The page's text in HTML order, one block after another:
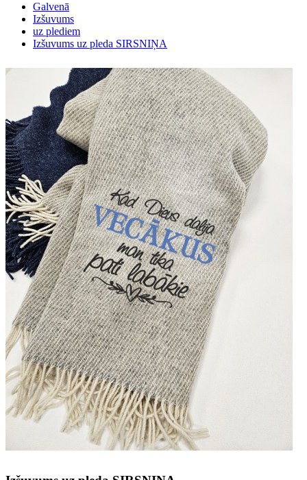
Galvenā
Izšuvums
uz plediem
Izšuvums uz pleda SIRSNIŅA